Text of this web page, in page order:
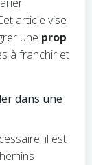
article vise
une prop
à franchir et
dans une
il est